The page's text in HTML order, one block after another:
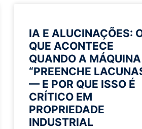
IA E ALUCINAÇÕES:
QUE ACONTECE
QUANDO A MÁQUINA
“PREENCHE
— E POR QUE ISSO É
CRÍTICO EM
PROPRIEDADE
INDUSTRIAL